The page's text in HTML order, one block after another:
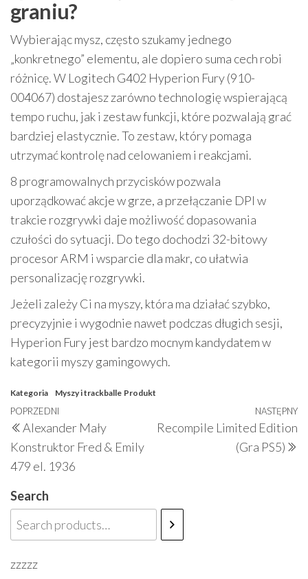
graniu?
Wybierając mysz, często szukamy jednego
„konkretnego” elementu, ale dopiero suma cech robi
różnicę. W Logitech G402 Hyperion Fury (910-
004067) dostajesz zarówno technologię wspierającą
tempo ruchu, jak i zestaw funkcji, które pozwalają grać
bardziej elastycznie. To zestaw, który pomaga
utrzymać kontrolę nad celowaniem i reakcjami.
8 programowalnych przycisków pozwala
uporządkować akcje w grze, a przełączanie DPI w
trakcie rozgrywki daje możliwość dopasowania
czułości do sytuacji. Do tego dochodzi 32-bitowy
procesor ARM i wsparcie dla makr, co ułatwia
personalizację rozgrywki.
Jeżeli zależy Ci na myszy, która ma działać szybko,
precyzyjnie i wygodnie nawet podczas długich sesji,
Hyperion Fury jest bardzo mocnym kandydatem w
kategorii myszy gamingowych.
Kategoria Myszy i trackballe Produkt
Nawigacja
wpisu
Poprzedni
wpis
POPRZEDNI
Alexander Mały
Konstruktor Fred & Emily
479 el. 1936
NASTĘPNY
Recompile Limited Edition
(Gra PS5)
Search
zzzzz